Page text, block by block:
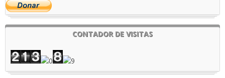
CONTADOR DE VISITAS